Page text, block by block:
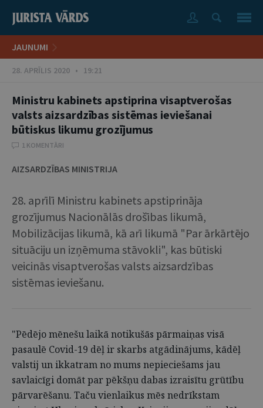
JAUNUMI
28. APRĪLIS 2020 • 19:21
Ministru kabinets apstiprina visaptverošas
valsts aizsardzības sistēmas ieviešanai
būtiskus likumu grozījumus
1 KOMENTĀRI
AIZSARDZĪBAS MINISTRIJA
28. aprīlī Ministru kabinets apstiprināja
grozījumus Nacionālās drošības likumā,
Mobilizācijas likumā, kā arī likumā "Par ārkārtējo
situāciju un izņēmuma stāvokli", kas būtiski
veicinās visaptverošas valsts aizsardzības
sistēmas ieviešanu.
"Pēdējo mēnešu laikā notikušās pārmaiņas visā
pasaulē Covid-19 dēļ ir skarbs atgādinājums, kādēļ
valstij un ikkatram no mums nepieciešams jau
savlaicīgi domāt par pēkšņu dabas izraisītu grūtību
pārvarēšanu. Taču vienlaikus mēs nedrīkstam